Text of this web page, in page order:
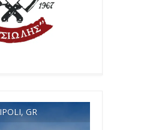
GR